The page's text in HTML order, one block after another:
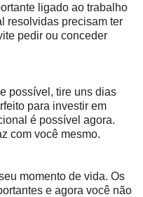
ligado ao trabalho
resolvidas precisam ter
pedir ou conceder
possível, tire uns dias
para investir em
é possível agora.
com você mesmo.
momento de vida. Os
e agora você não